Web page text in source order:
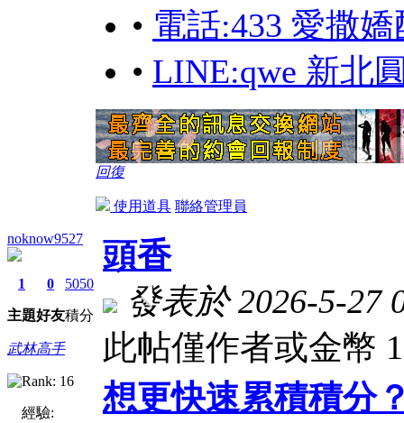
• 電話:433 愛撒
• LINE:qwe 新北
回復
使用道具 聯絡管理員
noknow9527
1
主題
0
好友
5050
積分
武林高手
經驗:
頭香
發表於 2026-5-27
此帖僅作者或金幣
想更快速累積積分